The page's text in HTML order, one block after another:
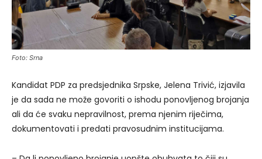
Foto: Srna
Kandidat PDP za predsjednika Srpske, Jelena Trivić, izjavila
je da sada ne može govoriti o ishodu ponovljenog brojanja
ali da će svaku nepravilnost, prema njenim riječima,
dokumentovati i predati pravosudnim institucijama.